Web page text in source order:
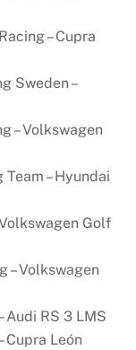
– Cupra
Sweden –
– Volkswagen
Team – Hyundai
Golf
– Volkswagen
Audi RS 3 LMS
Cupra León